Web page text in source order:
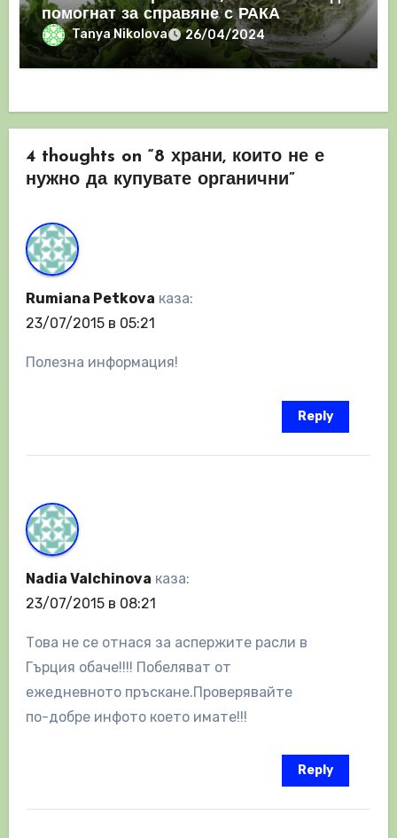
помогнат за справяне с РАКА
Tanya Nikolova 26/04/2024
4 thoughts on “8 храни, които не е
нужно да купувате органични”
Rumiana Petkova каза:
23/07/2015 в 05:21
Полезна информация!
Reply
Nadia Valchinova каза:
23/07/2015 в 08:21
Това не се отнася за аспержите расли в
Гърция обаче!!!! Побеляват от
ежедневното пръскане.Проверявайте
по-добре инфото което имате!!!
Reply